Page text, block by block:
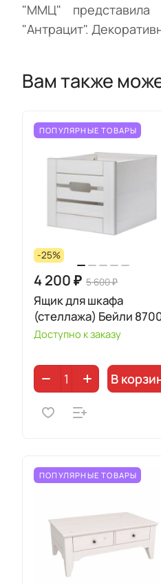
"ММЦ"
"Антрацит".
Вам также
ПОПУЛЯРНЫЕ ТОВАРЫ
-25%
4 200 ₽ 5 600 ₽
Ящик для шкафа
(стеллажа) Бейли
Доступно к заказу
В
ПОПУЛЯРНЫЕ ТОВАРЫ